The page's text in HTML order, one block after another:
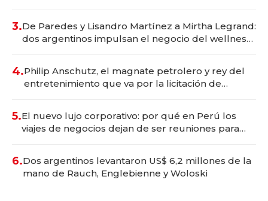
3.De Paredes y Lisandro Martínez a Mirtha Legrand:
dos argentinos impulsan el negocio del wellness
4.Philip Anschutz, el magnate petrolero y rey del
entretenimiento que va por la licitación de
5.El nuevo lujo corporativo: por qué en Perú los
viajes de negocios dejan de ser reuniones para
6.Dos argentinos levantaron US$ 6,2 millones de la
mano de Rauch, Englebienne y Woloski